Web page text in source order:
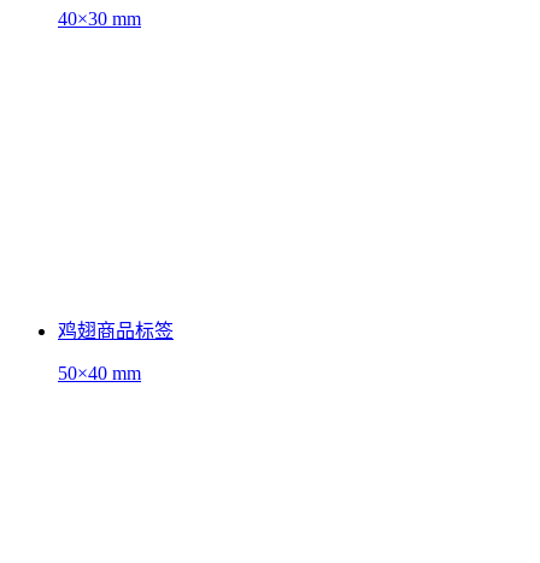
40×30 mm
鸡翅商品标签
50×40 mm